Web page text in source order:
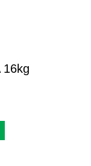
16kg